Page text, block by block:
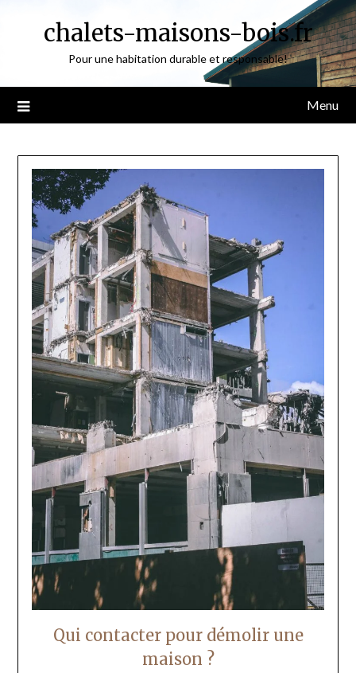
chalets-maisons-bois.fr
Pour une habitation durable et responsable!
Menu
Qui contacter pour démolir une
maison ?